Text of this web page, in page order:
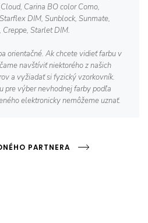
Carina BO color Como,
DIM, Sunblock, Sunmate,
Starlet DIM.
orientačné. Ak chcete vidieť farbu v
navštíviť niektorého z našich
a vyžiadať si fyzický vzorkovník.
pre výber nevhodnej farby podľa
elektronicky nemôžeme uznať.
PARTNERA